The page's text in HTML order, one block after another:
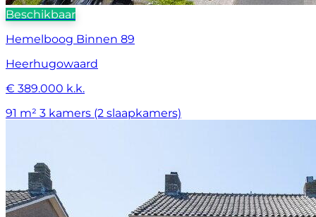
Beschikbaar
Hemelboog Binnen 89
Heerhugowaard
€ 389.000 k.k.
91 m² 3 kamers (2 slaapkamers)